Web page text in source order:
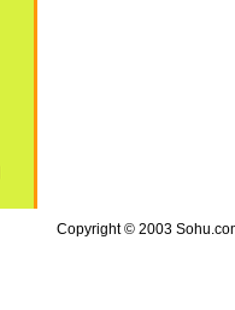
Copyright © 2003